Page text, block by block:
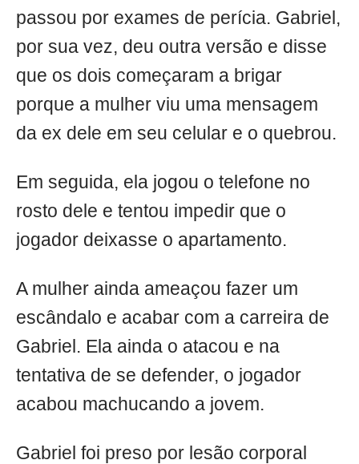
passou por exames de perícia. Gabriel,
por sua vez, deu outra versão e disse
que os dois começaram a brigar
porque a mulher viu uma mensagem
da ex dele em seu celular e o quebrou.
Em seguida, ela jogou o telefone no
rosto dele e tentou impedir que o
jogador deixasse o apartamento.
A mulher ainda ameaçou fazer um
escândalo e acabar com a carreira de
Gabriel. Ela ainda o atacou e na
tentativa de se defender, o jogador
acabou machucando a jovem.
Gabriel foi preso por lesão corporal